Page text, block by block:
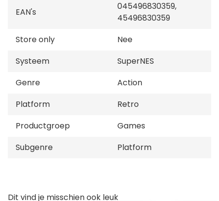
EAN's
045496830359,
45496830359
Store only
Nee
Systeem
SuperNES
Genre
Action
Platform
Retro
Productgroep
Games
Subgenre
Platform
Dit vind je misschien ook leuk